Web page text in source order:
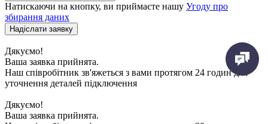
Натискаючи на кнопку, ви приймаєте нашу Угоду про
збирання даних
Надiслати заявку
Дякуємо!
Ваша заявка прийнята.
Наш співробітник зв'яжеться з вами протягом 24 годин для
уточнення деталей підключення
Дякуємо!
Ваша заявка прийнята.